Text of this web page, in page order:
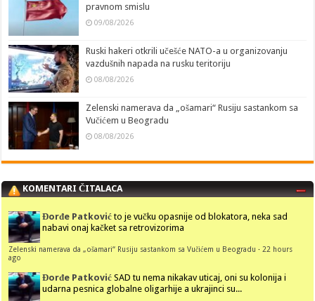
pravnom smislu
09/08/2026
Ruski hakeri otkrili učešće NATO-a u organizovanju
vazdušnih napada na rusku teritoriju
08/08/2026
Zelenski namerava da „ošamari“ Rusiju sastankom sa
Vučićem u Beogradu
08/08/2026
KOMENTARI ČITALACA
Đorđe Patković to je vučku opasnije od blokatora, neka sad
nabavi onaj kačket sa retrovizorima
Zelenski namerava da „ošamari“ Rusiju sastankom sa Vučićem u Beogradu ·22 hours
ago
Đorđe Patković SAD tu nema nikakav uticaj, oni su kolonija i
udarna pesnica globalne oligarhije a ukrajinci su...